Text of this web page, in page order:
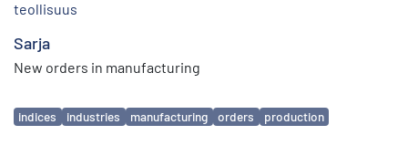
teollisuus
Sarja
New orders in manufacturing
Avainsanat
indices industries manufacturing orders production